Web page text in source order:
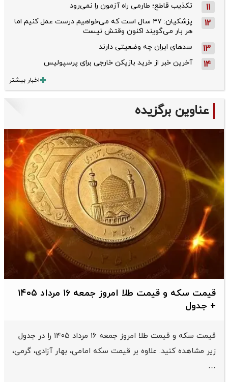
11 تکذیب قاطع؛‌ طارمی راه آزمون را نمی‌رود
12
پزشکیان: ۴۷ سال است که می‌خواهیم درست عمل کنیم اما
هر بار می‌گویند اکنون وقتش نیست
13 سدهای ایران چه وضعیتی دارند
14 آخرین خبر از خرید بازیکن خارجی برای پرسپولیس
اخبار بیشتر
عناوین برگزیده
قیمت سکه و قیمت طلا امروز جمعه ۱۶ مرداد ۱۴۰۵
+ جدول
قیمت سکه و قیمت طلا امروز جمعه ۱۶ مرداد ۱۴۰۵ را در جدول
زیر مشاهده کنید. علاوه بر قیمت سکه امامی، بهار آزادی، گرمی،
…